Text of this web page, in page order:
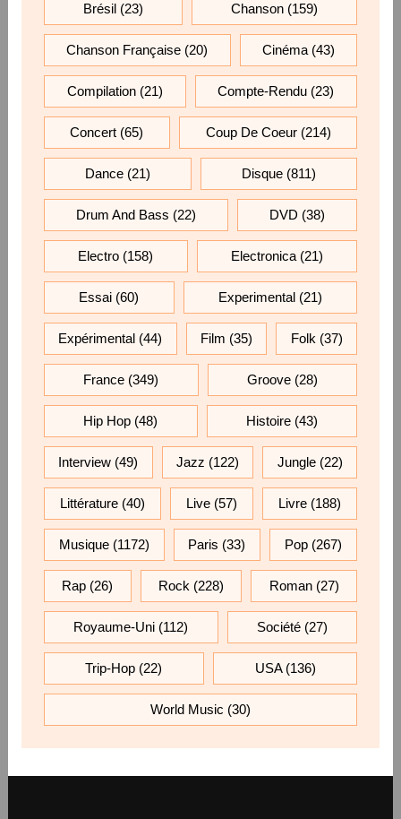
Brésil(23) Chanson (159)
Chanson Française (20) Cinéma(43)
Compilation(21) Compte-Rendu (23)
Concert (65) Coup De Coeur(214)
Dance(21) Disque (811)
Drum And Bass (22) DVD (38)
Electro (158) Electronica(21)
Essai (60) Experimental(21)
Expérimental (44) Film (35) Folk(37)
France (349) Groove(28)
Hip Hop (48) Histoire(43)
Interview (49) Jazz (122) Jungle(22)
Littérature(40) Live (57) Livre (188)
Musique(1172) Paris (33) Pop (267)
Rap (26) Rock(228) Roman(27)
Royaume-Uni (112) Société(27)
Trip-Hop (22) USA(136)
World Music (30)